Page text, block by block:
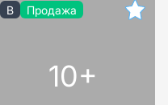
B Продажа
10+